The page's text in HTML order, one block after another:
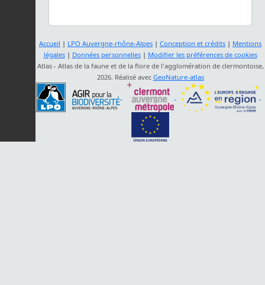
Accueil | LPO Auvergne-rhône-Alpes | Conception et crédits | Mentions
légales| Données personnelles| Modifier les préférences de cookies
Atlas - Atlas de la faune et de la flore de l'agglomération de clermontoise,
2026. Réalisé avec GeoNature-atlas